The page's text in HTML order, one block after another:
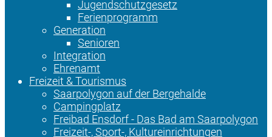
Jugendschutzgesetz
Ferienprogramm
Generation
Senioren
Integration
Ehrenamt
Freizeit & Tourismus
Saarpolygon auf der Bergehalde
Campingplatz
Freibad Ensdorf - Das Bad am Saarpolygon
Freizeit-, Sport-, Kultureinrichtungen